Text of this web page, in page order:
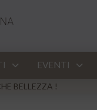
EVENTI
BELLEZZA !